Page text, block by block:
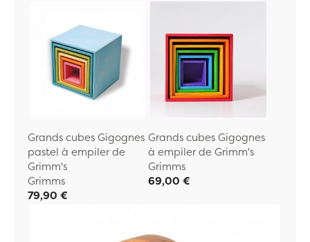
Grands cubes Gigognes
pastel à empiler de
Grimm's
Grimms
79,90 €
Grands cubes Gigognes
à empiler de Grimm's
Grimms
69,00 €